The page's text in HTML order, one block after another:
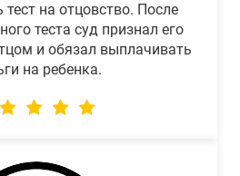
тест на отцовство. После
теста суд признал его
и обязал выплачивать
на ребенка.